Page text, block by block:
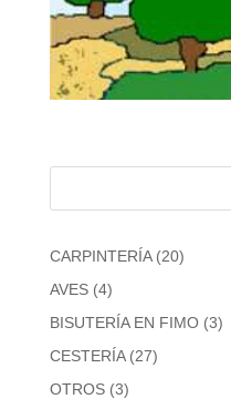
CARPINTERÍA 2020
AVES 44
productos
BISUTERÍA EN FIMO 33
CESTERÍA 2727
OTROS 33